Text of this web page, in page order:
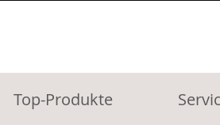
Top-Produkte